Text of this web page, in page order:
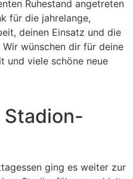
Ruhestand angetreten
für die jahrelange,
deinen Einsatz und die
wünschen dir für deine
und viele schöne neue
Stadion-
ging es weiter zur